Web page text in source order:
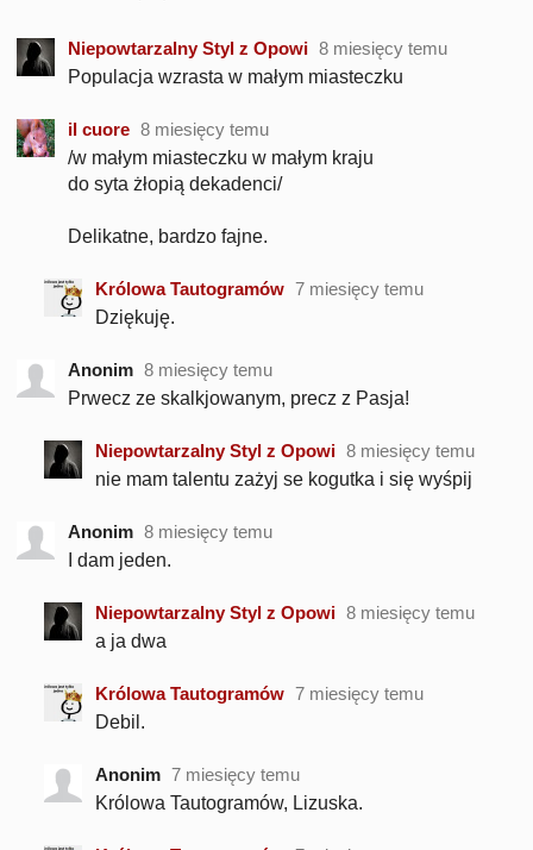
Niepowtarzalny Styl z Opowi 8 miesięcy temu
Populacja wzrasta w małym miasteczku
il cuore 8 miesięcy temu
/w małym miasteczku w małym kraju
do syta żłopią dekadenci/
Delikatne, bardzo fajne.
Królowa Tautogramów 7 miesięcy temu
Dziękuję.
Anonim 8 miesięcy temu
Prwecz ze skalkjowanym, precz z Pasja!
Niepowtarzalny Styl z Opowi 8 miesięcy temu
nie mam talentu zażyj se kogutka i się wyśpij
Anonim 8 miesięcy temu
I dam jeden.
Niepowtarzalny Styl z Opowi 8 miesięcy temu
a ja dwa
Królowa Tautogramów 7 miesięcy temu
Debil.
Anonim 7 miesięcy temu
Królowa Tautogramów, Lizuska.